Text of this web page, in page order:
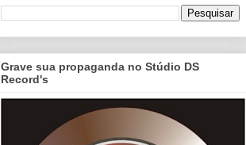
Grave sua propaganda no Stúdio DS
Record's